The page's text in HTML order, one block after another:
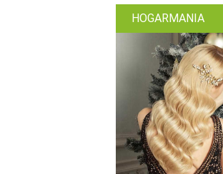
HOGARMANIA